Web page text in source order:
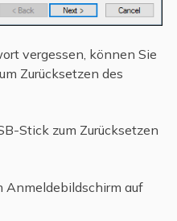
vergessen, können Sie
Zurücksetzen des
Stick zum Zurücksetzen
Anmeldebildschirm auf